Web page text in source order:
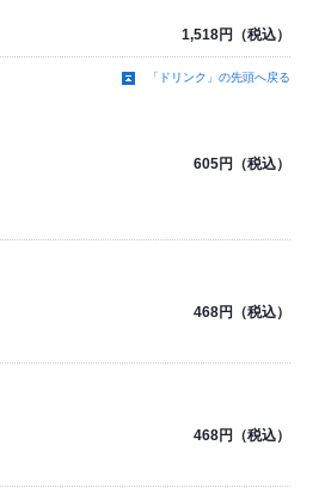
1,518円（税込）
「ドリンク」の先頭へ戻る
605円（税込）
468円（税込）
468円（税込）